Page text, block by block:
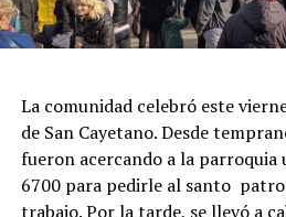
La comunidad celebró este
de San Cayetano. Desde
fueron acercando a la parroquia
6700 para pedirle al santo
trabajo. Por la tarde, se llevó a